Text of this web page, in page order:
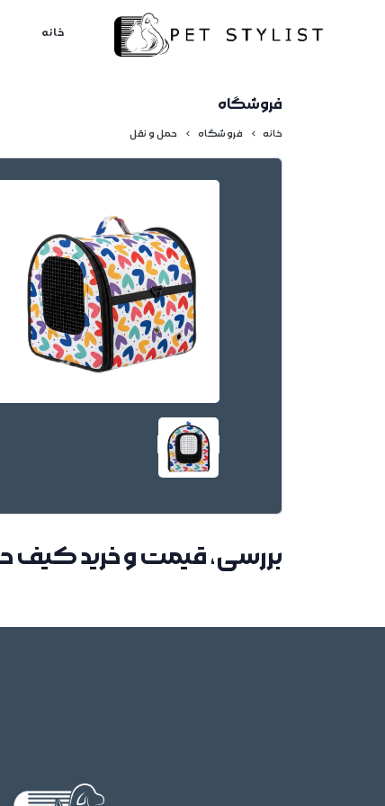
خانه
فروشگاه
خانه فروشگاه حمل و نقل
بررسی، قیمت و خرید کیف